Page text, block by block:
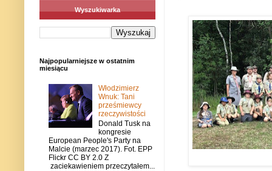
Wyszukiwarka
Najpopularniejsze w ostatnim
miesiącu
Włodzimierz
Wnuk: Tani
prześmiewcy
rzeczywistości
Donald Tusk na
kongresie
European People's Party na
Malcie (marzec 2017). Fot. EPP
Flickr CC BY 2.0 Z
zaciekawieniem przeczytałem...